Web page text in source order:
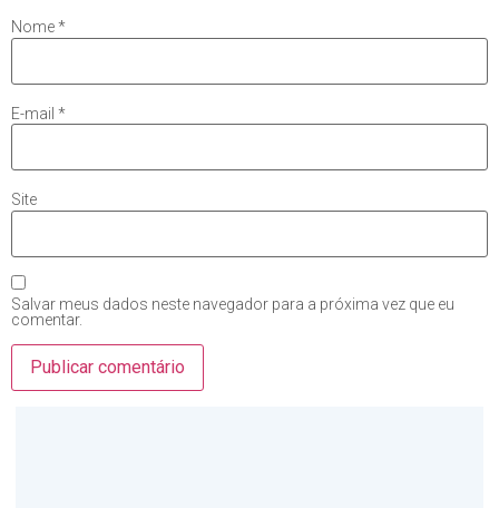
Nome*
E-mail *
Site
Salvar meus dados neste navegador para a próxima vez que eu
comentar.